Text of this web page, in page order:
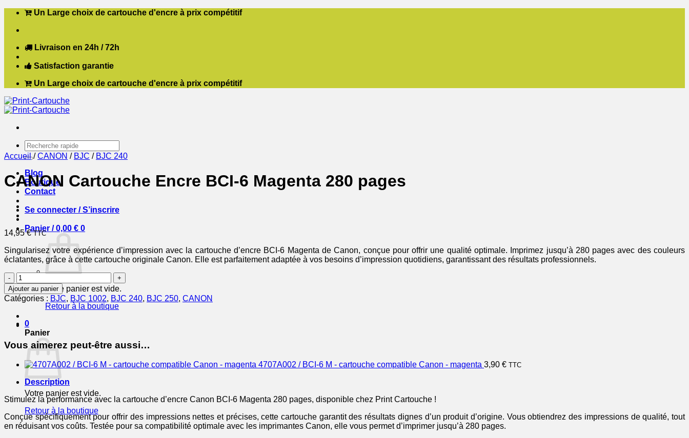
Passer
contenu
Un Large choix de cartouche d'encre à prix compétitif
Livraison en 24h / 72h
Satisfaction garantie
Un Large choix de cartouche d'encre à prix compétitif
Recherche
pour :
Blog
Boutique
Contact
Se connecter / S’inscrire
Panier /0,00 € 0
Votre panier est vide.
Retour à la boutique
0
Panier
Votre panier est vide.
Retour à la boutique
Accueil / CANON / BJC / BJC 240
CANON Cartouche Encre BCI-6 Magenta 280 pages
14,95€ TTC
Singularisez votre expérience d’impression avec la cartouche d’encre BCI-6 Magenta de Canon, conçue pour offrir une qualité optimale. Imprimez jusqu’à 280 pages avec des couleurs
éclatantes, grâce à cette cartouche originale Canon. Elle est parfaitement adaptée à vos besoins d’impression quotidiens, garantissant des résultats professionnels.
quantité
de
CANON
Cartouche
Encre
BCI-
Magenta
280
pages
Ajouter au panier
Catégories : BJC, BJC 1002, BJC 240, BJC 250, CANON
Vous aimerez peut-être aussi…
4707A002 / BCI-6 M - cartouche compatible Canon - magenta 3,90 € TTC
Description
Stimulez la performance avec la cartouche d’encre Canon BCI-6 Magenta 280 pages, disponible chez Print Cartouche !
Conçue spécifiquement pour offrir des impressions nettes et précises, cette cartouche garantit des résultats dignes d’un produit d’origine. Vous obtiendrez des impressions de qualité, tout
en réduisant vos coûts. Testée pour sa compatibilité optimale avec les imprimantes Canon, elle vous permet d’imprimer jusqu’à 280 pages.